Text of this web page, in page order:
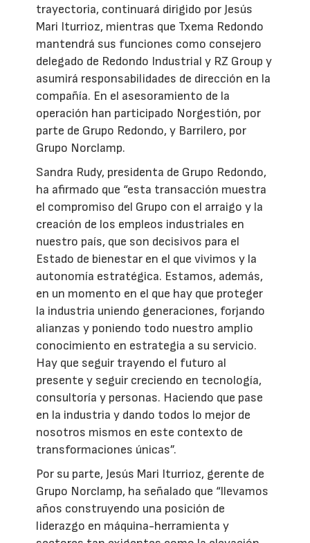
trayectoria, continuará dirigido por Jesús
Mari Iturrioz, mientras que Txema Redondo
mantendrá sus funciones como consejero
delegado de Redondo Industrial y RZ Group y
asumirá responsabilidades de dirección en la
compañía. En el asesoramiento de la
operación han participado Norgestión, por
parte de Grupo Redondo, y Barrilero, por
Grupo Norclamp.
Sandra Rudy, presidenta de Grupo Redondo,
ha afirmado que “esta transacción muestra
el compromiso del Grupo con el arraigo y la
creación de los empleos industriales en
nuestro país, que son decisivos para el
Estado de bienestar en el que vivimos y la
autonomía estratégica. Estamos, además,
en un momento en el que hay que proteger
la industria uniendo generaciones, forjando
alianzas y poniendo todo nuestro amplio
conocimiento en estrategia a su servicio.
Hay que seguir trayendo el futuro al
presente y seguir creciendo en tecnología,
consultoría y personas. Haciendo que pase
en la industria y dando todos lo mejor de
nosotros mismos en este contexto de
transformaciones únicas”.
Por su parte, Jesús Mari Iturrioz, gerente de
Grupo Norclamp, ha señalado que “llevamos
años construyendo una posición de
liderazgo en máquina-herramienta y